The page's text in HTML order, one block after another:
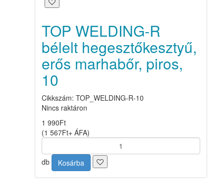
TOP WELDING-R
bélelt hegesztőkesztyű,
erős marhabőr, piros,
10
Cikkszám: TOP_WELDING-R-10
Nincs raktáron
1 990Ft
(1 567Ft+ ÁFA)
db Kosárba